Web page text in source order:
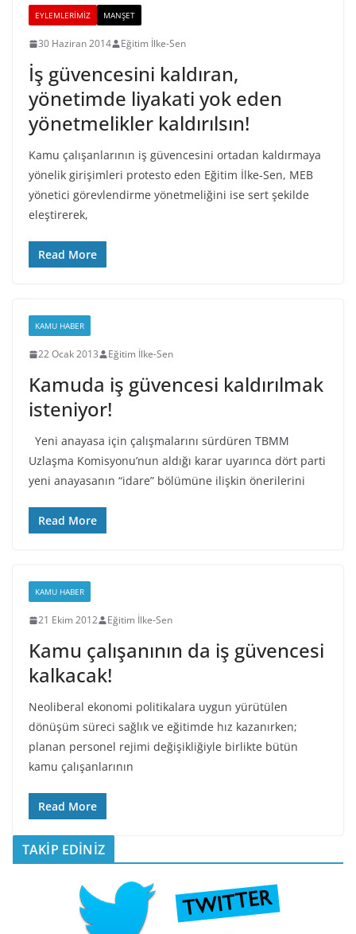
EYLEMLERIMIZ MANŞET
30 Haziran 2014 Eğitim İlke-Sen
İş güvencesini kaldıran,
yönetimde liyakati yok eden
yönetmelikler kaldırılsın!
Kamu çalışanlarının iş güvencesini ortadan kaldırmaya
yönelik girişimleri protesto eden Eğitim İlke-Sen, MEB
yönetici görevlendirme yönetmeliğini ise sert şekilde
eleştirerek,
Read More
KAMU HABER
22 Ocak 2013 Eğitim İlke-Sen
Kamuda iş güvencesi kaldırılmak
isteniyor!
Yeni anayasa için çalışmalarını sürdüren TBMM
Uzlaşma Komisyonu’nun aldığı karar uyarınca dört parti
yeni anayasanın “idare” bölümüne ilişkin önerilerini
Read More
KAMU HABER
21 Ekim 2012 Eğitim İlke-Sen
Kamu çalışanının da iş güvencesi
kalkacak!
Neoliberal ekonomi politikalara uygun yürütülen
dönüşüm süreci sağlık ve eğitimde hız kazanırken;
planan personel rejimi değişikliğiyle birlikte bütün
kamu çalışanlarının
Read More
TAKİP EDİNİZ